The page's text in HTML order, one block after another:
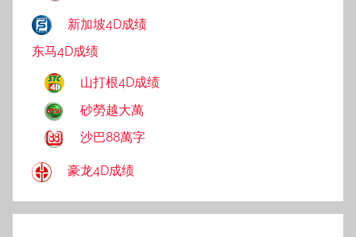
新加坡4D成绩
东马4D成绩
山打根4D成绩
砂勞越大萬
沙巴88萬字
豪龙4D成绩